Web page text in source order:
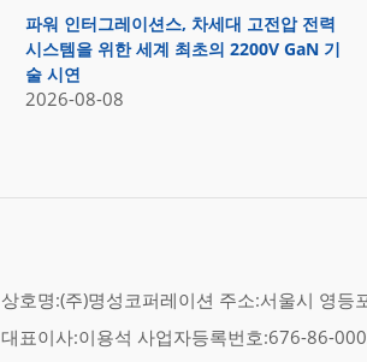
파워 인터그레이션스, 차세대 고전압 전력
시스템을 위한 세계 최초의 2200V GaN 기
술 시연
2026-08-08
상호명:(주)명성코퍼레이션 주소:서울시 영
대표이사:이용석 사업자등록번호:676-86-